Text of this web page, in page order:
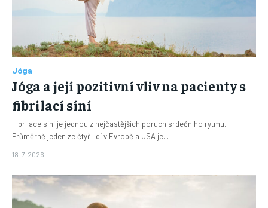
Jóga
Jóga a její pozitivní vliv na pacienty s
fibrilací síní
Fibrilace síní je jednou z nejčastějších poruch srdečního rytmu.
Průměrně jeden ze čtyř lidí v Evropě a USA je...
18. 7. 2026